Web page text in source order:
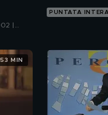
|
PUNTATA INTERA
53 MIN